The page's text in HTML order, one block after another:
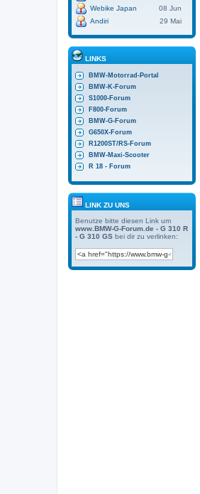
Webike Japan
08 Jun
Andiri
29 Mai
LINKS
BMW-Motorrad-Portal
BMW-K-Forum
S1000-Forum
F800-Forum
BMW-G-Forum
G650X-Forum
R1200ST/RS-Forum
BMW-Maxi-Scooter
R 18 - Forum
LINK ZU UNS
Benutze bitte diesen Link um
www.BMW-G-Forum.de - G 310 R
- G 310 GS bei dir zu verlinken: